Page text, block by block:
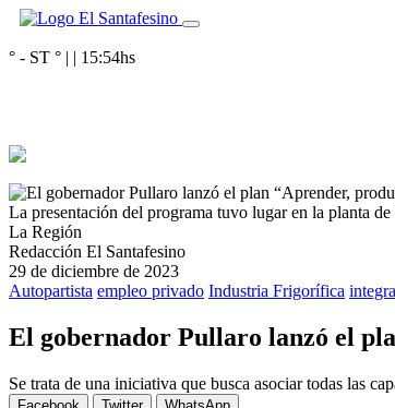
° - ST ° | | 15:54hs
La presentación del programa tuvo lugar en la planta
La Región
Redacción El Santafesino
29 de diciembre de 2023
Autopartista empleo privado Industria Frigorífica
El gobernador Pullaro lanzó el
Se trata de una iniciativa que busca asociar todas las